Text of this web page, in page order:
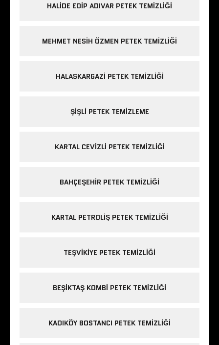
HALIDE EDIP ADIVAR PETEK TEMIZLIĞI
MEHMET NESIH ÖZMEN PETEK TEMIZLIĞI
HALASKARGAZI PETEK TEMIZLIĞI
ŞIŞLI PETEK TEMIZLEME
KARTAL CEVIZLI PETEK TEMIZLIĞI
BAHÇEŞEHIR PETEK TEMIZLIĞI
KARTAL PETROLIŞ PETEK TEMIZLIĞI
TEŞVIKIYE PETEK TEMIZLIĞI
BEŞIKTAŞ KOMBI PETEK TEMIZLIĞI
KADIKÖY BOSTANCI PETEK TEMIZLIĞI